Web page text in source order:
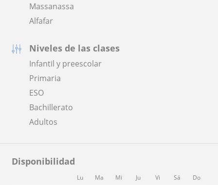
Massanassa
Alfafar
Niveles de las clases
Infantil y preescolar
Primaria
ESO
Bachillerato
Adultos
Disponibilidad
Lu Ma Mi Ju Vi Sá Do